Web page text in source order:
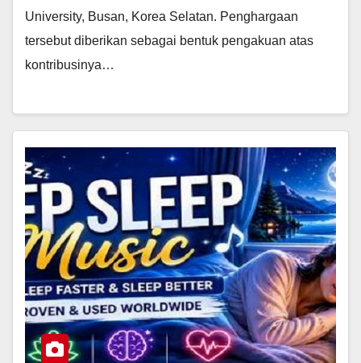
University, Busan, Korea Selatan. Penghargaan
tersebut diberikan sebagai bentuk pengakuan atas
kontribusinya…